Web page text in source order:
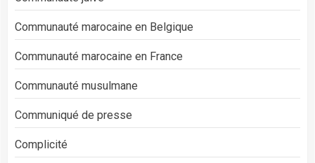
Communauté marocaine en Belgique
Communauté marocaine en France
Communauté musulmane
Communiqué de presse
Complicité